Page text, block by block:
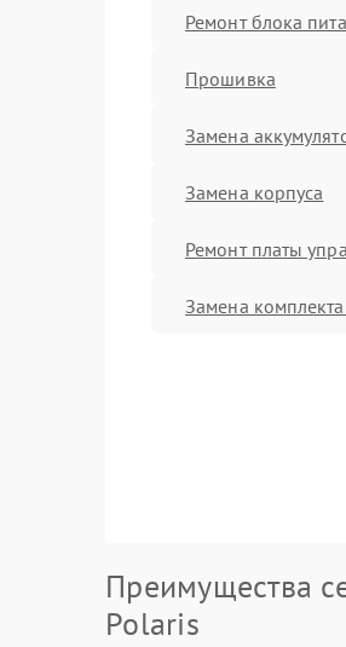
Ремонт блока
Прошивка
Замена
Замена корпуса
Ремонт платы
Замена
Преимущества
Polaris